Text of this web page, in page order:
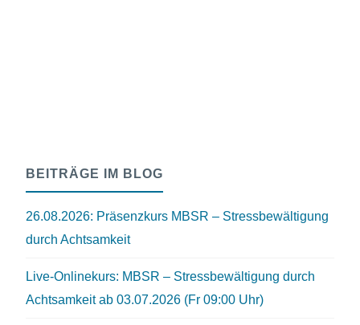
BEITRÄGE IM BLOG
26.08.2026: Präsenzkurs MBSR – Stressbewältigung
durch Achtsamkeit
Live-Onlinekurs: MBSR – Stressbewältigung durch
Achtsamkeit ab 03.07.2026 (Fr 09:00 Uhr)